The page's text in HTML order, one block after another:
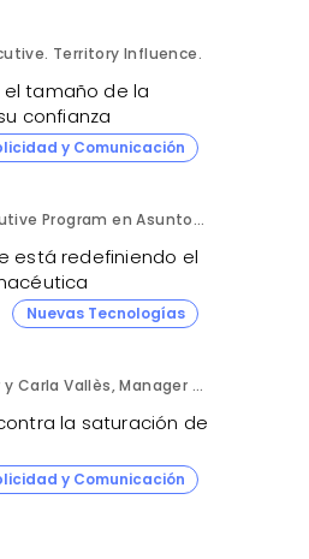
Territory Influence.
tamaño de la
confianza
y Comunicación
Santiago Culí. Director del Executive Program en Asuntos Públicos y Comunicación en la Industria Farmacéutica de Cesif.
está redefiniendo el
Nuevas Tecnologías
Silvia Blanco, Consultora Senior y Carla Vallès, Manager Senior. ANIMA.
la saturación de
y Comunicación